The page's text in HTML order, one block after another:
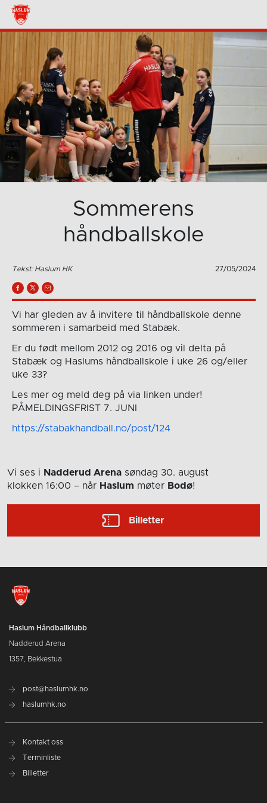
Sommerens
håndballskole
Tekst: Haslum HK 27/05/2024
Vi har gleden av å invitere til håndballskole denne
sommeren i samarbeid med Stabæk.
Er du født mellom 2012 og 2016 og vil delta på
Stabæk og Haslums håndballskole i uke 26 og/eller
uke 33?
Les mer og meld deg på via linken under!
PÅMELDINGSFRIST 7. JUNI
https://stabakhandball.no/post/124
Vi ses i Nadderud Arena søndag 30. august
klokken 16:00 – når Haslum møter Bodø!
Billetter
Haslum Håndballklubb
Nadderud Arena
1357, Bekkestua
post@haslumhk.no
haslumhk.no
Kontakt oss
Terminliste
Billetter